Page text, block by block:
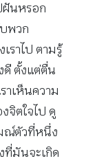
ฝันหรอก
พวก
ราไป ตามรู้
ดี ตั้งแต่ตื่น
าเห็นความ
จิตใจไป ดู
ณ์ตัวที่หนึ่ง
ที่มันจะเกิด